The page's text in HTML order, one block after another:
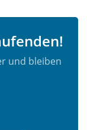
und bleiben